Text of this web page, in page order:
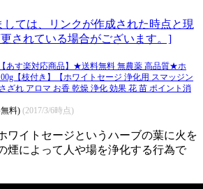
【あす楽対応商品】★送料無料 無農薬 高品質★ホ
【枝付き】【ホワイトセージ 浄化用 スマッジン
ざれ アロマ お香 乾燥 浄化 効果 花 苗 ポイント消
料) (2017/3/6時点)
ワイトセージというハーブの葉に火を
煙によって人や場を浄化する行為で